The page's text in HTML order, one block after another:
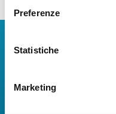
Preferenze
Statistiche
Marketing